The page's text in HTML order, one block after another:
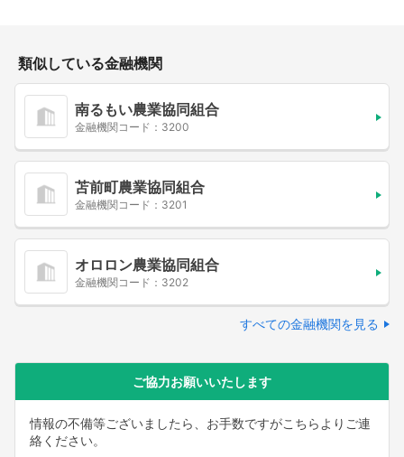
類似している金融機関
南るもい農業協同組合
金融機関コード：3200
苫前町農業協同組合
金融機関コード：3201
オロロン農業協同組合
金融機関コード：3202
すべての金融機関を見る
ご協力お願いいたします
情報の不備等ございましたら、お手数ですがこちらよりご連
絡ください。